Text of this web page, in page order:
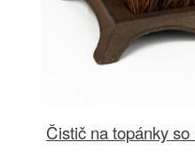
Čistič na topánky